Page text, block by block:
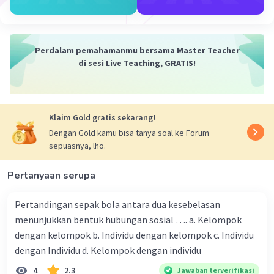
perbedaan.
berpikir kreatif dan inovatif untuk bersaing
di dunia yang semakin global.
Pencemaran lingkungan
menyebabkan meningkatnya produksi
Hal ini dapat menyebabkan pencemaran
lingkungan, seperti polusi udara, air, dan
tanah.
Pergeseran nilai-nilai
. Globalisasi dapat
menyebabkan pergeseran nilai-nilai
tradisional, seperti nilai-nilai gotong
Perdalam pemahamanmu bersama Master Teacher
di sesi Live Teaching, GRATIS!
Klaim Gold gratis sekarang!
Dengan Gold kamu bisa tanya soal ke Forum
sepuasnya, lho.
Pertanyaan serupa
Pertandingan sepak bola antara dua kesebelasan
menunjukkan bentuk hubungan sosial …. a. Kelompok
dengan kelompok b. Individu dengan kelompok c. Individu
dengan Individu d. Kelompok dengan individu
4 2.3 Jawaban terverifikasi